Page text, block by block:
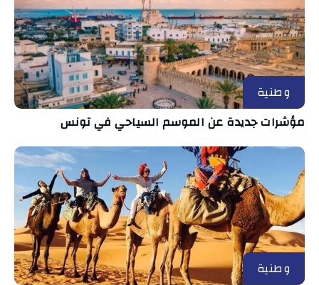
وطنية
مؤشرات جديدة عن الموسم السياحي في تونس
وطنية